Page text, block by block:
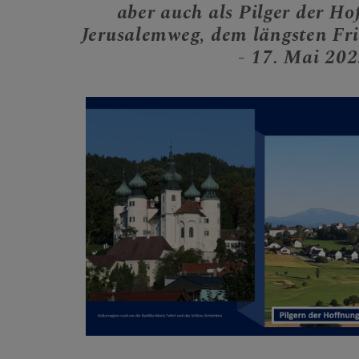
aber auch als Pilger der
Jerusalemweg, dem längsten
- 17. Mai